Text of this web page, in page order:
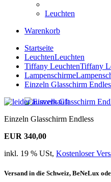
Leuchten
Warenkorb
Startseite
LeuchtenLeuchten
Tiffany LeuchtenTiffany
Lampenschirme
Einzeln Glasschirm
Einzeln Glasschirm Endless
EUR 340,00
inkl. 19 % USt, Kostenloser
Versand in die Schweiz, BeNeLux